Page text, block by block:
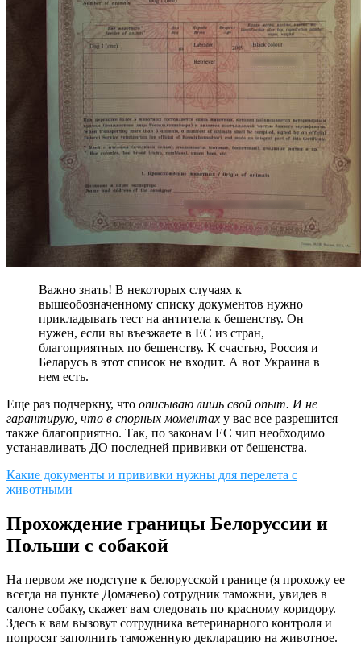
Важно знать! В некоторых случаях к
вышеобозначенному списку документов нужно
прикладывать тест на антитела к бешенству. Он
нужен, если вы въезжаете в ЕС из стран,
благоприятных по бешенству. К счастью, Россия и
Беларусь в этот список не входит. А вот Украина в
нем есть.
Еще раз подчеркну, что описываю лишь свой опыт. И не
гарантирую, что в спорных моментах у вас все разрешится
также благоприятно. Так, по законам ЕС чип необходимо
устанавливать ДО последней прививки от бешенства.
Какие документы и прививки нужны для перелета с
животными
Прохождение границы Белоруссии и
Польши с собакой
На первом же подступе к белорусской границе (я прохожу ее
всегда на пункте Домачево) сотрудник таможни, увидев в
салоне собаку, скажет вам следовать по красному коридору.
Здесь к вам вызовут сотрудника ветеринарного контроля и
попросят заполнить таможенную декларацию на животное.